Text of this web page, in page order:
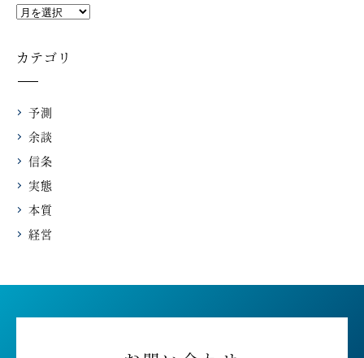
カテゴリ
予測
余談
信条
実態
本質
経営